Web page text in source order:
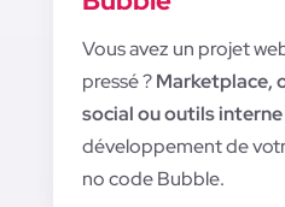
Vous avez un projet
pressé ?Marketplace,
social ou outils interne
développement de
no code Bubble.